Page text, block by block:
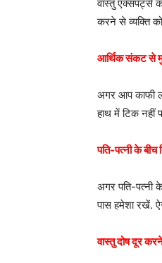
वास्तु एक्सपर्ट्स
करने से व्यक्ति
आर्थिक संकट से
अगर आप काफी
हाथ में टिक नहीं
पति-पत्नी के बीच
अगर पति-पत्नी
पास हमेशा रखें.
वास्तु दोष दूर